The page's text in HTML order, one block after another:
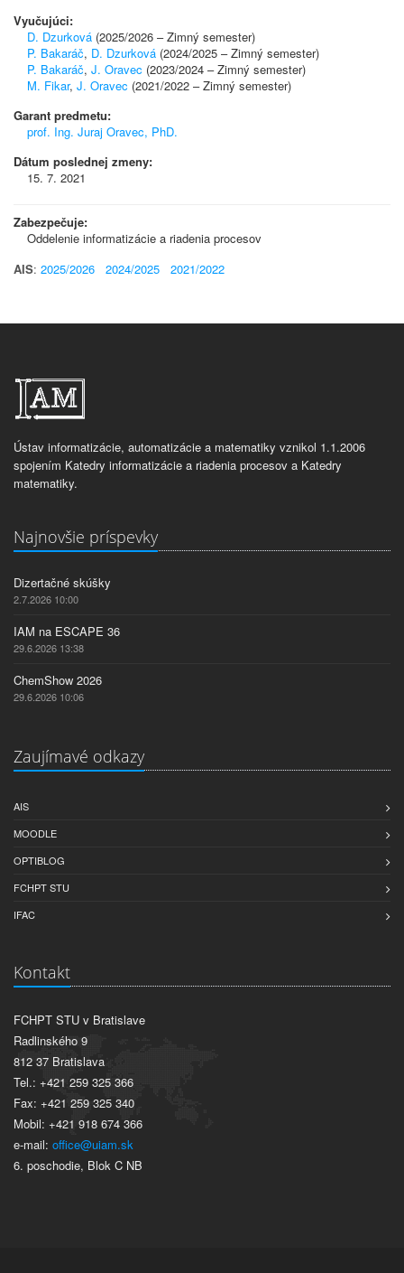
Vyučujúci:
D. Dzurková (2025/2026 – Zimný semester)
P. Bakaráč, D. Dzurková (2024/2025 – Zimný semester)
P. Bakaráč, J. Oravec (2023/2024 – Zimný semester)
M. Fikar, J. Oravec (2021/2022 – Zimný semester)
Garant predmetu:
prof. Ing. Juraj Oravec, PhD.
Dátum poslednej zmeny:
15. 7. 2021
Zabezpečuje:
Oddelenie informatizácie a riadenia procesov
AIS: 2025/2026 2024/2025 2021/2022
Ústav informatizácie, automatizácie a matematiky vznikol 1.1.2006
spojením Katedry informatizácie a riadenia procesov a Katedry
matematiky.
Najnovšie príspevky
Dizertačné skúšky
2.7.2026 10:00
IAM na ESCAPE 36
29.6.2026 13:38
ChemShow 2026
29.6.2026 10:06
Zaujímavé odkazy
AIS
MOODLE
OPTIBLOG
FCHPT STU
IFAC
Kontakt
FCHPT STU v Bratislave
Radlinského 9
812 37 Bratislava
Tel.: +421 259 325 366
Fax: +421 259 325 340
Mobil: +421 918 674 366
e-mail: office@uiam.sk
6. poschodie, Blok C NB